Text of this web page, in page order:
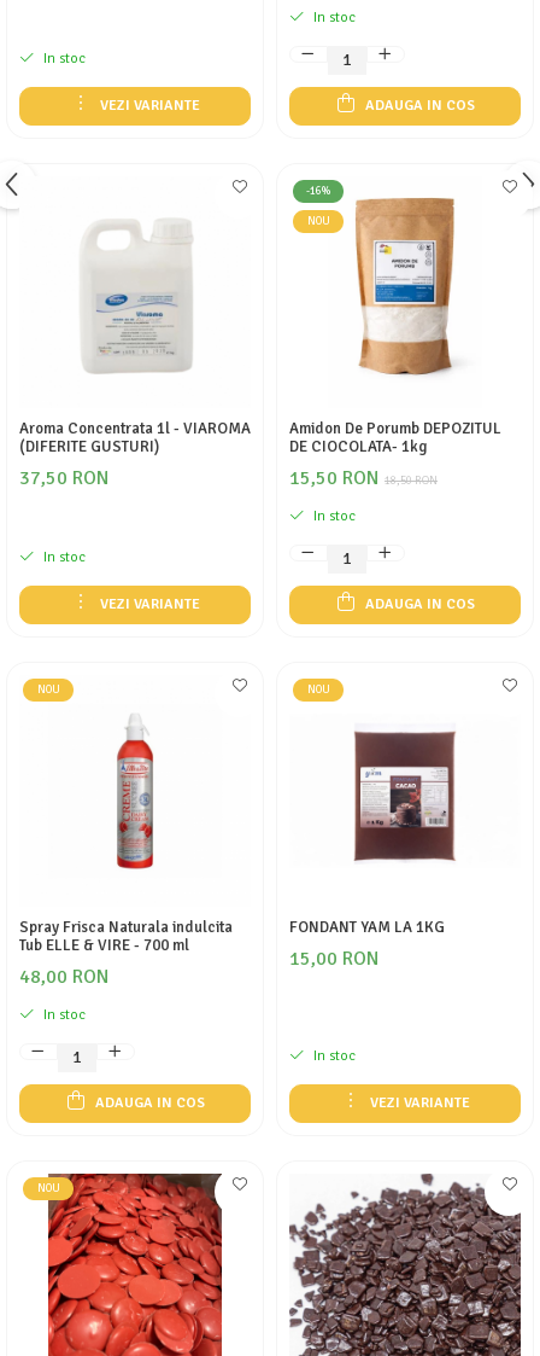
In stoc
VEZI VARIANTE
In stoc
ADAUGA IN COS
Aroma Concentrata 1l - VIAROMA
(DIFERITE GUSTURI)
37,50 RON
In stoc
VEZI VARIANTE
-16%
NOU
Amidon De Porumb DEPOZITUL
DE CIOCOLATA- 1kg
18,50 RON
15,50 RON
In stoc
ADAUGA IN COS
NOU
Spray Frisca Naturala indulcita
Tub ELLE & VIRE - 700 ml
48,00 RON
In stoc
ADAUGA IN COS
NOU
FONDANT YAM LA 1KG
15,00 RON
In stoc
VEZI VARIANTE
NOU